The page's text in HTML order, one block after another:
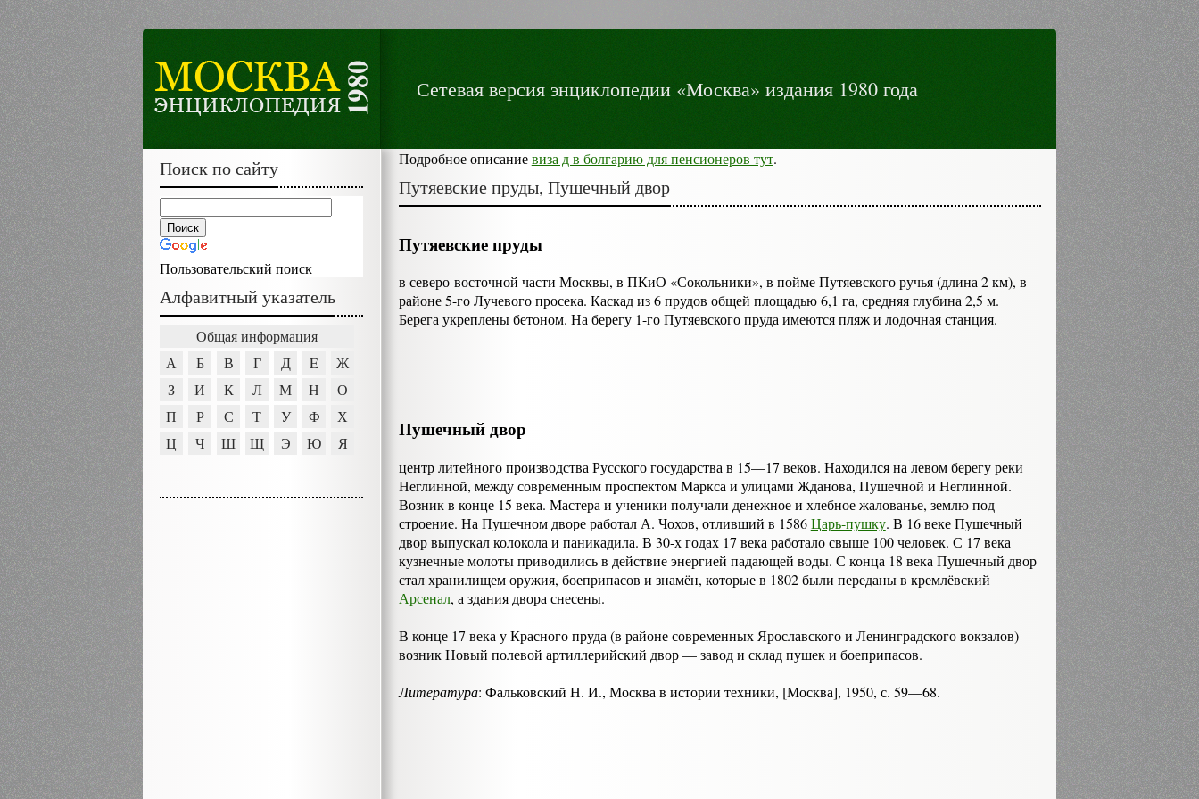
Сетевая версия энциклопедии «Москва» издания 1980 года
Подробное описаниевиза д в болгарию для пенсионеров тут.
Путяевские пруды, Пушечный двор
Путяевские пруды
в северо-восточной части Москвы, в ПКиО «Сокольники», в пойме Путяевского ручья (длина 2 км), в
районе 5-го Лучевого просека. Каскад из 6 прудов общей площадью 6,1 га, средняя глубина 2,5 м.
Берега укреплены бетоном. На берегу 1-го Путяевского пруда имеются пляж и лодочная станция.
Пушечный двор
центр литейного производства Русского государства в 15—17 веков. Нахо­дился на левом берегу реки
Неглинной, между современным проспектом Маркса и улицами Жданова, Пушечной и Неглинной.
Возник в конце 15 века. Мастера и ученики получали денежное и хлебное жалованье, землю под
строение. На Пушечном дворе работал А. Чохов, отливший в 1586Царь-пушку. В 16 веке Пушечный
двор выпу­скал колокола и паникадила. В 30-х годах 17 века работало свыше 100 человек. С 17 века
кузнеч­ные молоты приводились в действие энер­гией падающей воды. С конца 18 века Пушечный двор
стал хранилищем оружия, боеприпасов и знамён, которые в 1802 были переданы в кремлёвский
Арсенал, а здания двора снесены.
В конце 17 века у Красного пруда (в районе современных Ярославского и Ленинградского вокзалов)
возник Новый полевой артиллерийский двор — завод и склад пушек и боеприпасов.
Литература: Фальковский Н. И., Москва в истории техники, [Москва], 1950, с. 59—68.
Поиск по сайту
Пользовательский поиск
Алфавитный указатель
Общая информация
А
Б В Г Д E
Ж
З
И К Л М Н
О
П
Р С Т У Ф
Х
Ц
Ч Ш Щ Э Ю Я